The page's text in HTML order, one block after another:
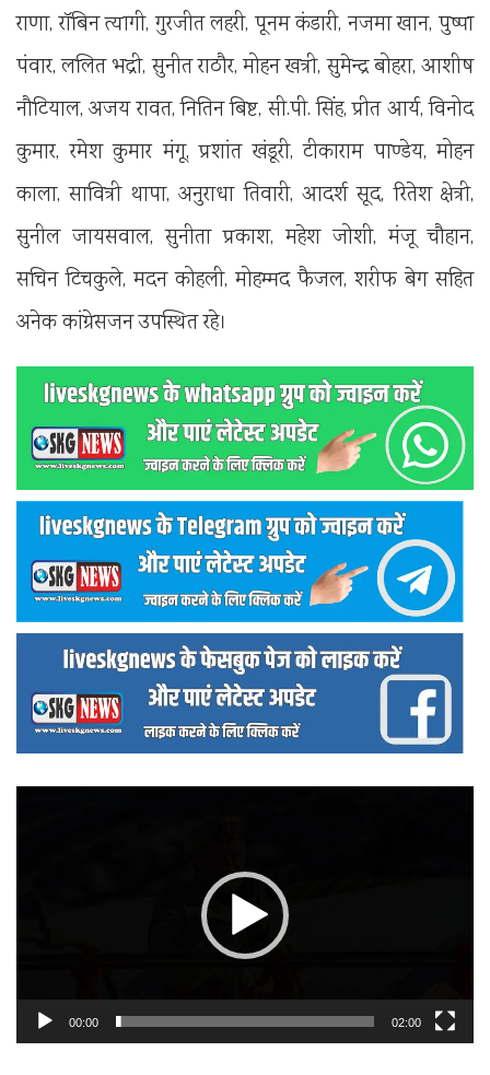
राणा, रॉबिन त्यागी, गुरजीत लहरी, पूनम कंडारी, नजमा खान, पुष्पा
पंवार, ललित भद्री, सुनीत राठौर, मोहन खत्री, सुमेन्द्र बोहरा, आशीष
नौटियाल, अजय रावत, नितिन बिष्ट, सी.पी. सिंह, प्रीत आर्य, विनोद
कुमार, रमेश कुमार मंगू, प्रशांत खंडूरी, टीकाराम पाण्डेय, मोहन
काला, सावित्री थापा, अनुराधा तिवारी, आदर्श सूद, रितेश क्षेत्री,
सुनील जायसवाल, सुनीता प्रकाश, महेश जोशी, मंजू चौहान,
सचिन टिचकुले, मदन कोहली, मोहम्मद फैजल, शरीफ बेग सहित
अनेक कांग्रेसजन उपस्थित रहे।
00:00 02:00